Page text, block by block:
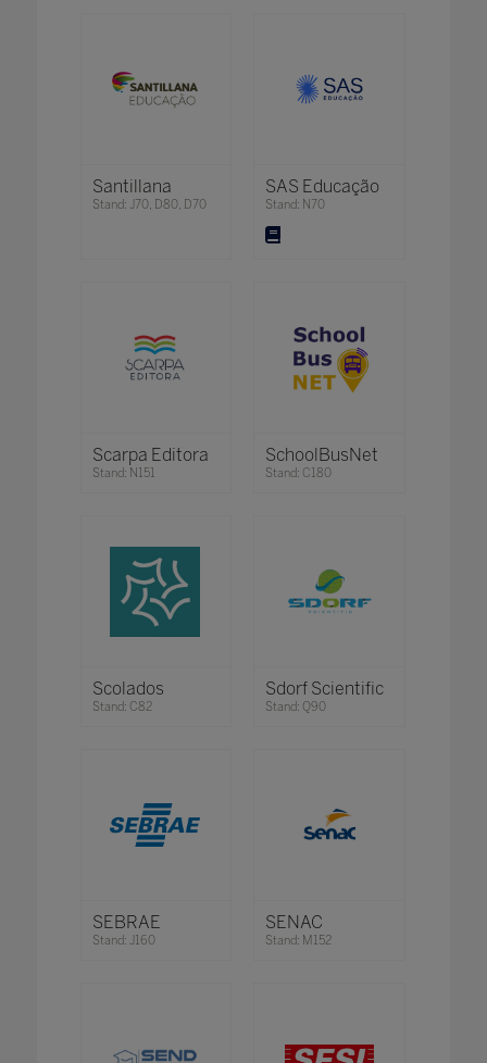
Santillana
Stand: J70, D80, D70
SAS Educação
Stand: N70
Scarpa Editora
Stand: N151
SchoolBusNet
Stand: C180
Scolados
Stand: C82
Sdorf Scientific
Stand: Q90
SEBRAE
Stand: J160
SENAC
Stand: M152